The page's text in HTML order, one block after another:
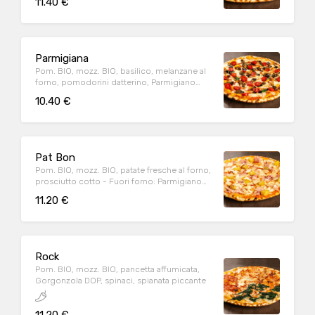
Parmigiana
Pom. BIO, mozz. BIO, basilico, melanzane al
forno, pomodorini datterino, Parmigiano
10.40 €
Pat Bon
Pom. BIO, mozz. BIO, patate fresche al forno,
prosciutto cotto - Fuori forno: Parmigiano
11.20 €
Rock
Pom. BIO, mozz. BIO, pancetta affumicata,
Gorgonzola DOP, spinaci, spianata piccante